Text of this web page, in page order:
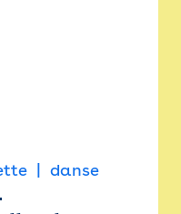
danse